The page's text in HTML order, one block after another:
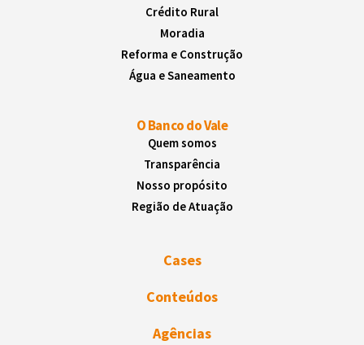
Crédito Rural
Moradia
Reforma e Construção
Água e Saneamento
O Banco do Vale
Quem somos
Transparência
Nosso propósito
Região de Atuação
Cases
Conteúdos
Agências